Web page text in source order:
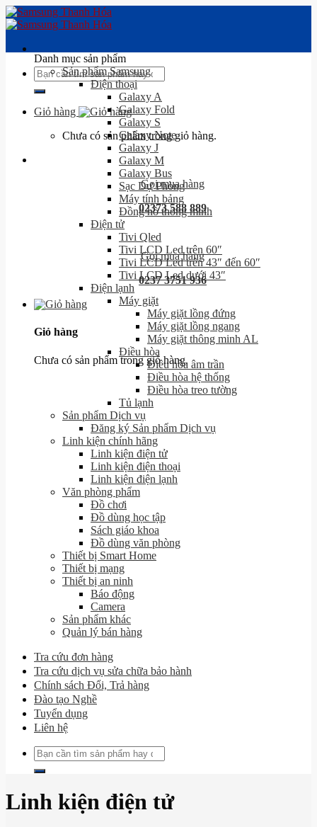
Skip
to
Tìm
kiếm:
Giỏ hàng
Chưa có sản phẩm trong giỏ hàng.
Gọi mua hàng
02373 588 889
Gọi mua hàng
0237 3751 936
Giỏ hàng
Chưa có sản phẩm trong giỏ hàng.
Danh mục sản phẩm
Sản phẩm Samsung
Điện thoại
Galaxy A
Galaxy Fold
Galaxy S
Galaxy Note
Galaxy J
Galaxy M
Galaxy Bus
Sạc Dự Phòng
Máy tính bảng
Đồng hồ thông minh
Điện tử
Tivi Qled
Tivi LCD Led trên 60″
Tivi LCD Led trên 43″ đến 60″
Tivi LCD Led dưới 43″
Điện lạnh
Máy giặt
Máy giặt lồng đứng
Máy giặt lồng ngang
Máy giặt thông minh AL
Điều hòa
Điều hòa âm trần
Điều hòa hệ thống
Điều hòa treo tường
Tủ lạnh
Sản phẩm Dịch vụ
Đăng ký Sản phẩm Dịch vụ
Linh kiện chính hãng
Linh kiện điện tử
Linh kiện điện thoại
Linh kiện điện lạnh
Văn phòng phẩm
Đồ chơi
Đồ dùng học tập
Sách giáo khoa
Đồ dùng văn phòng
Thiết bị Smart Home
Thiết bị mạng
Thiết bị an ninh
Báo động
Camera
Sản phẩm khác
Quản lý bán hàng
Tra cứu đơn hàng
Tra cứu dịch vụ sửa chữa bảo hành
Chính sách Đổi, Trả hàng
Đào tạo Nghề
Tuyển dụng
Liên hệ
Tìm
kiếm:
Linh kiện điện tử